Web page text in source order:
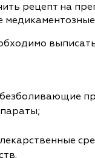
рецепт на